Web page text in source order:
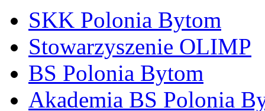
SKK Polonia Bytom
Stowarzyszenie OLIMP
BS Polonia Bytom
Akademia BS Polonia